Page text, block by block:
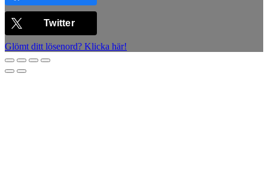
Twitter
Glömt ditt lösenord? Klicka här!